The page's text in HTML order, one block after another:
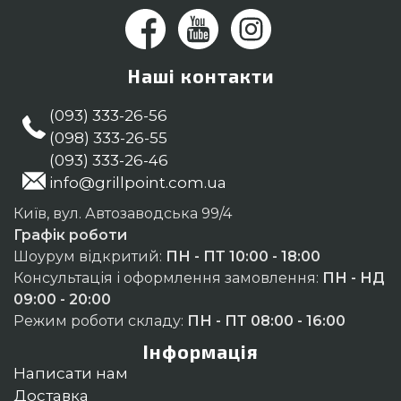
Наші контакти
(093) 333-26-56
(098) 333-26-55
(093) 333-26-46
info@grillpoint.com.ua
Київ, вул. Автозаводська 99/4
Графік роботи
Шоурум відкритий: ПН - ПТ 10:00 - 18:00
Консультація і оформлення замовлення: ПН - НД
09:00 - 20:00
Режим роботи складу: ПН - ПТ 08:00 - 16:00
Інформація
Написати нам
Доставка